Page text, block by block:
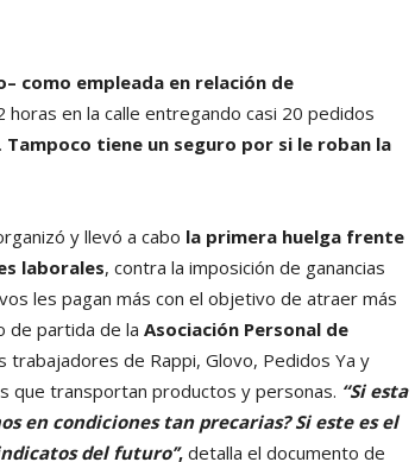
como empleada en relación de
horas en la calle entregando casi 20 pedidos
Tampoco tiene un seguro por si le roban la
y llevó a cabo la primera huelga frente
laborales, contra la imposición de ganancias
les pagan más con el objetivo de atraer más
de partida de la Asociación Personal de
trabajadores de Rappi, Glovo, Pedidos Ya y
que transportan productos y personas. “Si esta
en condiciones tan precarias? Si este es el
del futuro’’, detalla el documento de